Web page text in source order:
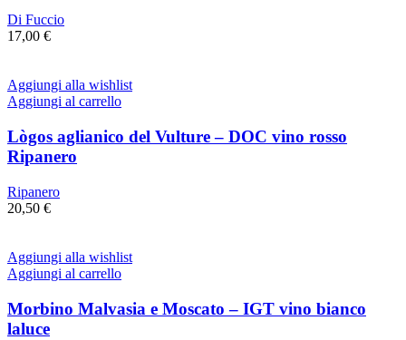
Di Fuccio
17,00 €
Aggiungi alla wishlist
Aggiungi al carrello
Lògos aglianico del Vulture – DOC vino rosso
Ripanero
Ripanero
20,50 €
Aggiungi alla wishlist
Aggiungi al carrello
Morbino Malvasia e Moscato – IGT vino bianco
laluce